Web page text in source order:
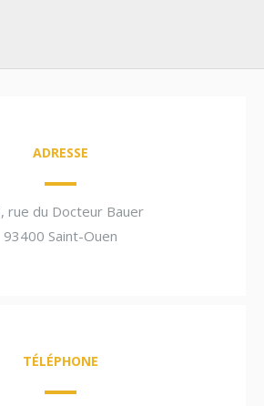
ADRESSE
rue du Docteur Bauer
93400 Saint-Ouen
TÉLÉPHONE